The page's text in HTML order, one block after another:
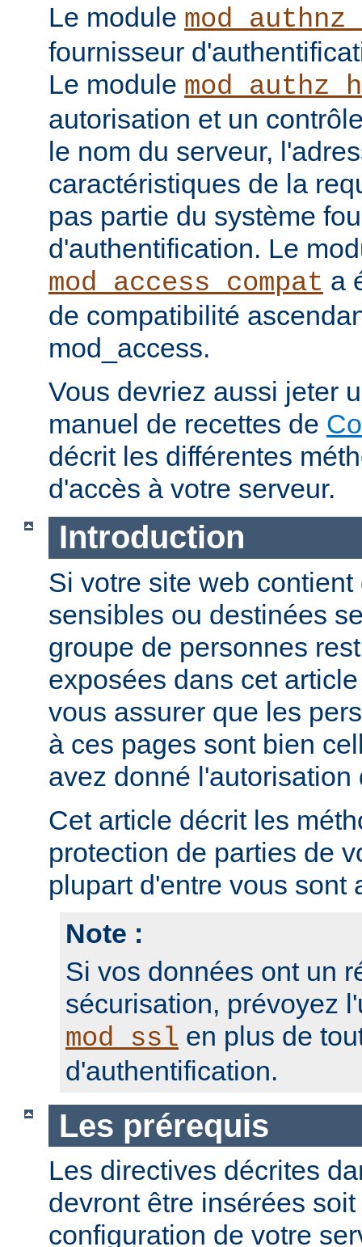
Le module
fournisseur
Le module
autorisation et un
le nom du serveur,
caractéristiques de la
pas partie du système
d'authentification. Le
mod_access_compat a
de compatibilité
mod_access.
Vous devriez aussi jeter
manuel de recettes de
décrit les différentes
d'accès à votre serveur.
Introduction
Si votre site web
sensibles ou destinées
groupe de personnes
exposées dans cet
vous assurer que les
à ces pages sont bien
avez donné l'autorisation
Cet article décrit les
protection de parties de
plupart d'entre vous sont
Note :
Si vos données ont un
sécurisation, prévoyez
mod_ssl en plus de
d'authentification.
Les prérequis
Les directives décrites
devront être insérées
configuration de votre